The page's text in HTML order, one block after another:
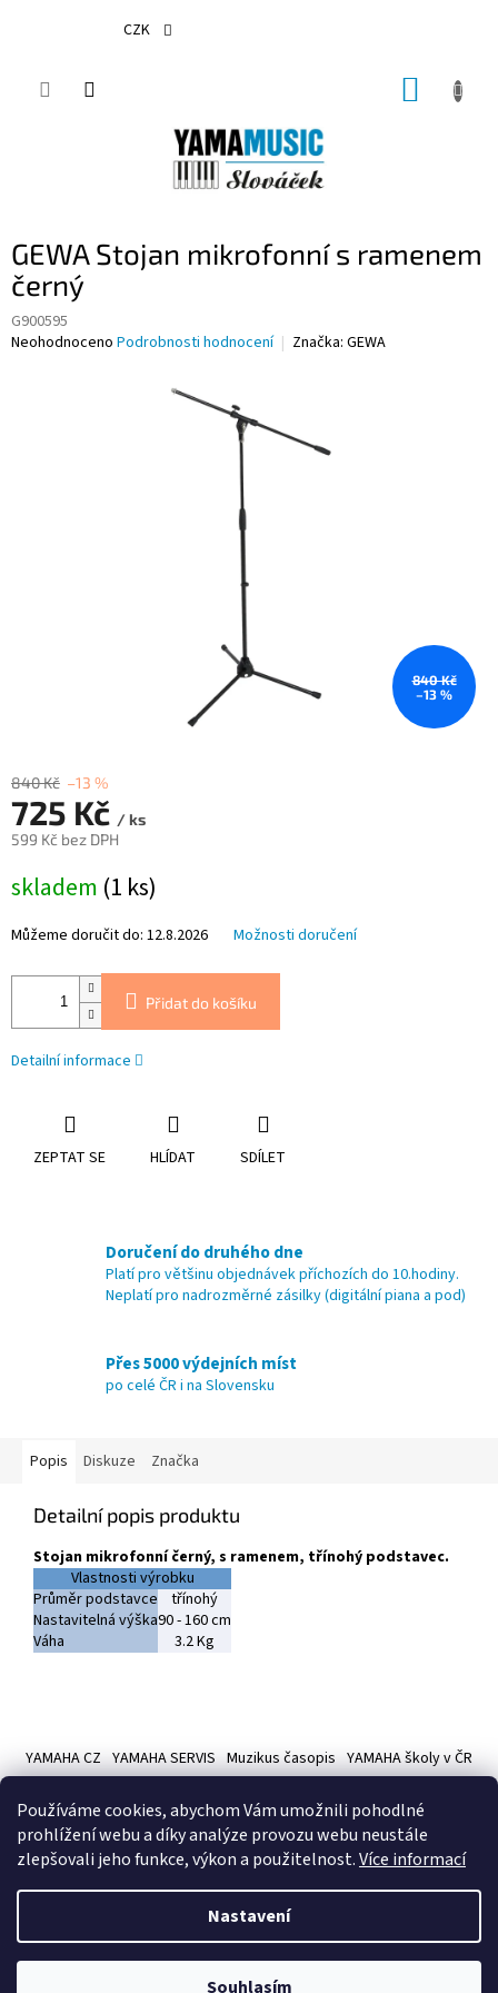
Používáme cookies, abychom Vám umožnili pohodlné
prohlížení webu a díky analýze provozu webu neustále
zlepšovali jeho funkce, výkon a použitelnost.Více informací
Nastavení
Souhlasím
CZK
GEWA Stojan mikrofonní s ramenem
černý
G900595
Průměrné
Neohodnoceno Podrobnosti hodnocení Značka: GEWA
840 Kč
–13 %
840 Kč –13 %
725 Kč / ks
599 Kč bez DPH
cena:
skladem (1 ks)
Můžeme doručit do: 12.8.2026 Možnosti doručení
Přidat do košíku
Detailní informace
ZEPTAT SE HLÍDAT SDÍLET
Doručení do druhého dne
Platí pro většinu objednávek příchozích do 10.hodiny.
Neplatí pro nadrozměrné zásilky (digitální piana a pod)
Přes 5000 výdejních míst
po celé ČR i na Slovensku
Popis Diskuze Značka
Detailní popis produktu
Stojan mikrofonní černý, s ramenem, třínohý podstavec.
Vlastnosti výrobku
Průměr podstavce
třínohý
Nastavitelná výška90 - 160 cm
Váha
3.2 Kg
p
YAMAHA CZ YAMAHA SERVIS Muzikus časopis YAMAHA školy v ČR
Copyright 2026Hudební nástroje YAMAMUSIC. Všechna práva